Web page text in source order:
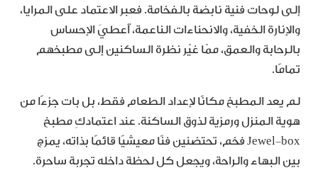
إلى لوحات فنية نابضة بالفخامة. فعبر الاعتماد على المرايا،
والإنارة الخفية، والانحناءات الناعمة، أُعطيَ الإحساس
بالرحابة والعمق، ممّا غيّر نظرة الساكنين إلى مطبخهم
تمامًا.
لم يعد المطبخ مكانًا لإعداد الطعام فقط، بل بات جزءًا من
هوية المنزل ورمزية لذوق الساكنة. عند اعتمادكِ مطبخ
Jewel‑box فخم، تحتضنين فنًا معيشيًا قائمًا بذاته، يمزج
بين البهاء والراحة، ويجعل كل لحظة داخله تجربة ساحرة.